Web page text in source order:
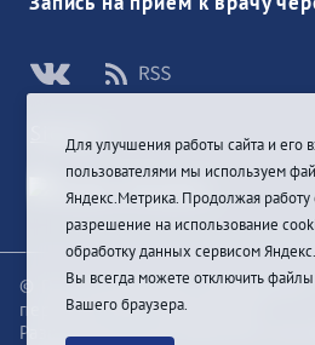
Sign In
© При цитировании информации с
первоисточник обязательна
Разработка и техподдержка сайта
Для улучшения работы сайта и его
пользователями мы используем
Яндекс.Метрика. Продолжая работу
разрешение на использование
обработку данных сервисом
Вы всегда можете отключить
Вашего браузера.